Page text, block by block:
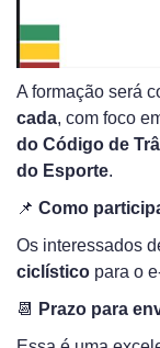
A formação será
cada, com foco
do Código de
do Esporte.
📌 Como
Os interessados
ciclístico para o
📆
Prazo para